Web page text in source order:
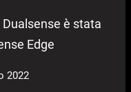
è stata
Edge
2022